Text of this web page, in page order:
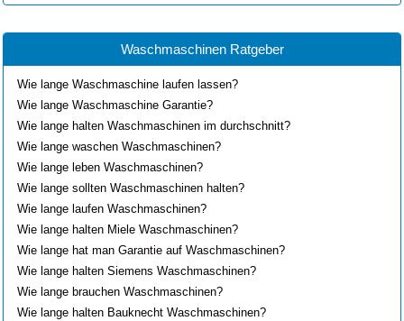
Waschmaschinen Ratgeber
Wie lange Waschmaschine laufen lassen?
Wie lange Waschmaschine Garantie?
Wie lange halten Waschmaschinen im durchschnitt?
Wie lange waschen Waschmaschinen?
Wie lange leben Waschmaschinen?
Wie lange sollten Waschmaschinen halten?
Wie lange laufen Waschmaschinen?
Wie lange halten Miele Waschmaschinen?
Wie lange hat man Garantie auf Waschmaschinen?
Wie lange halten Siemens Waschmaschinen?
Wie lange brauchen Waschmaschinen?
Wie lange halten Bauknecht Waschmaschinen?